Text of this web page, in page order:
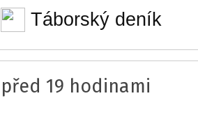
Táborský deník
před 19 hodinami